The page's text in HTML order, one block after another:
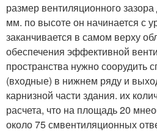
размер вентиляционного
мм. по высоте он начинается с
заканчивается в самом верху
обеспечения эффективной
пространства нужно соорудить
(входные) в нижнем ряду и
карнизной части здания. их
расчета, что на площадь 20
около 75 смвентиляционных